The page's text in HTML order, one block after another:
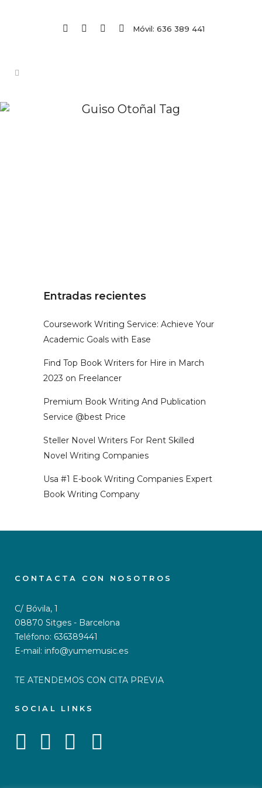
Móvil: 636 389 441
Guiso Otoñal Tag
Entradas recientes
Coursework Writing Service: Achieve Your
Academic Goals with Ease
Find Top Book Writers for Hire in March
2023 on Freelancer
Premium Book Writing And Publication
Service @best Price
Steller Novel Writers For Rent Skilled
Novel Writing Companies
Usa #1 E-book Writing Companies Expert
Book Writing Company
CONTACTA CON NOSOTROS
C/ Bóvila, 1
08870 Sitges - Barcelona
Teléfono: 636389441
E-mail: info@yumemusic.es
TE ATENDEMOS CON CITA PREVIA
SOCIAL LINKS